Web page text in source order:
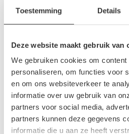
Toestemming Details
Deze website maakt gebruik van
We gebruiken cookies om
personaliseren, om functies voor
en om ons websiteverkeer te
informatie over uw gebruik van
partners voor social media,
partners kunnen deze gegevens
informatie die u aan ze heeft
Stadslicht defect
Je moet met een auto altijd duidelijk
andere weggebruikers, dus ook in het
verplicht dat alle verlichting op een
Als de stadverlichting van de auto
lampje kapot is, dan moeten deze
vervangen van lampje gaat vaak
in de handleiding van de auto. Is de